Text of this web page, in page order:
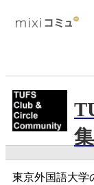
東京外国語大学